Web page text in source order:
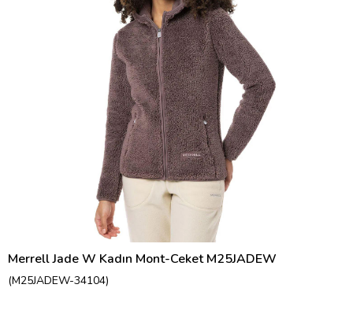
Merrell Jade W Kadın Mont-Ceket M25JADEW
(M25JADEW-34104)